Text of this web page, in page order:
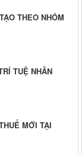
THEO NHÓM
TUỆ NHÂN
MỚI TẠI